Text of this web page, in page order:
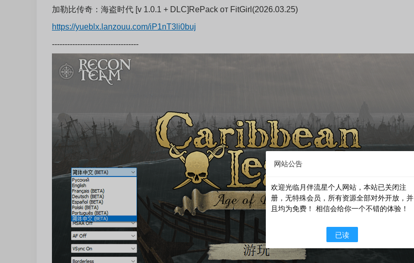
加勒比传奇：海盗时代 [v 1.0.1 + DLC]RePack от FitGirl(2026.03.25)
https://yueblx.lanzouu.com/iP1nT3li0buj
----------------------------------
网站公告
欢迎光临月伴流星个人网站，本站已关闭注
册，无特殊会员，所有资源全部对外开放，并
且均为免费！ 相信会给你一个不错的体验！
已读